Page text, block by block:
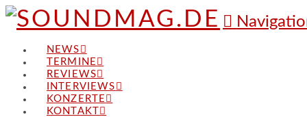
NEWS
TERMINE
REVIEWS
INTERVIEWS
KONZERTE
KONTAKT